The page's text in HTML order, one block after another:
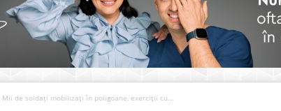
de soldați mobilizați în poligoane, exerciții cu...